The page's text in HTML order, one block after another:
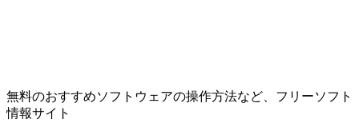
無料のおすすめソフトウェアの操作方法など、フリーソフト
情報サイト